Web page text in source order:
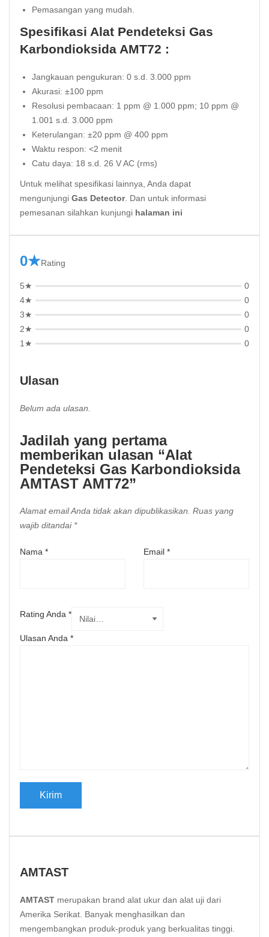
Pemasangan yang mudah.
Spesifikasi Alat Pendeteksi Gas
Karbondioksida AMT72 :
Jangkauan pengukuran: 0 s.d. 3.000 ppm
Akurasi: ±100 ppm
Resolusi pembacaan: 1 ppm @ 1.000 ppm; 10 ppm @
1.001 s.d. 3.000 ppm
Keterulangan: ±20 ppm @ 400 ppm
Waktu respon: <2 menit
Catu daya: 18 s.d. 26 V AC (rms)
Untuk melihat spesifikasi lainnya, Anda dapat
mengunjungi Gas Detector. Dan untuk informasi
pemesanan silahkan kunjungi halaman ini
0★Rating
5★
0
4★
0
3★
0
2★
0
1★
0
Ulasan
Belum ada ulasan.
Jadilah yang pertama
memberikan ulasan “Alat
Pendeteksi Gas Karbondioksida
AMTAST AMT72”
Alamat email Anda tidak akan dipublikasikan. Ruas yang
wajib ditandai *
Nama * Email *
Rating Anda *
Ulasan Anda *
AMTAST
AMTAST merupakan brand alat ukur dan alat uji dari
Amerika Serikat. Banyak menghasilkan dan
mengembangkan produk-produk yang berkualitas tinggi.